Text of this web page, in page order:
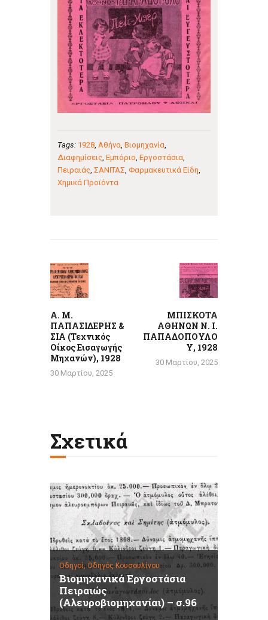
Tags: 1928, Αθήνα, Βιομηχανία,
Διαφημίσεις, Εμπόριο, Εργοστάσια,
Πειραιάς, ΣΑΝΙΤΑΣ, Φαρμακευτικά Είδη,
Χημικά Προϊόντα
άρθρων
Α. Μ.
ΠΑΠΑΣΙΔΕΡΗΣ &
ΣΙΑ (Τεχνικός
Οίκος Εισαγωγής
Μηχανών), 1928
30 Μαρτίου, 2025
ΜΠΙΣΚΟΤΑ
ΑΘΗΝΩΝ Ν. Ι.
ΠΑΠΑΔΟΠΟΥΛΟ
Υ, 1928
30 Μαρτίου, 2025
Σχετικά
Οδηγοί,Οδηγός Κουσουλίνου
Βιομηχανικά Εργοστάσια
Πειραιώς
(Αλευροβιομηχανίαι) – σ.96